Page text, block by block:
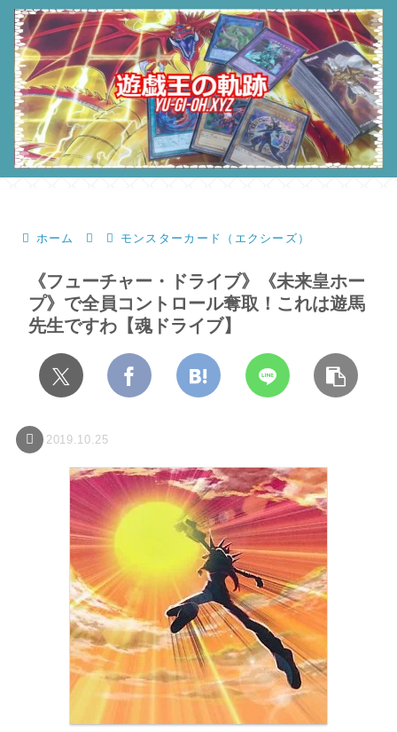
ホーム モンスターカード（エクシーズ）
《フューチャー・ドライブ》《未来皇ホー
プ》で全員コントロール奪取！これは遊馬
先生ですわ【魂ドライブ】
2019.10.25